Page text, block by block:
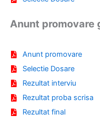
Anunt promovare
Anunt promovare
Selectie Dosare
Rezultat interviu
Rezultat proba scrisa
Rezultat final